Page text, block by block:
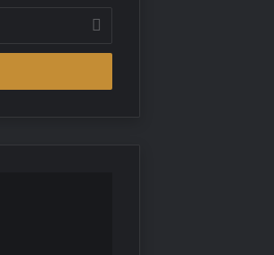
بريدك
الإلكتروني